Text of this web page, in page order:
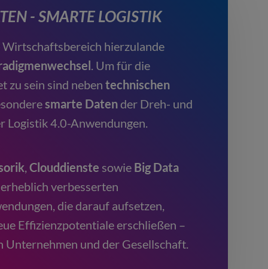
- SMARTE LOGISTIK
hierzulande
. Um für die
zu sein sind neben technischen
smarte Datender Dreh- und
Logistik 4.0-Anwendungen.
, Clouddienste sowie Big Data
verbesserten
die darauf aufsetzen,
Effizienzpotentiale erschließen –
Unternehmen und der Gesellschaft.